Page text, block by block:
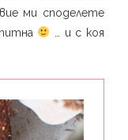
ми споделете
… и с коя